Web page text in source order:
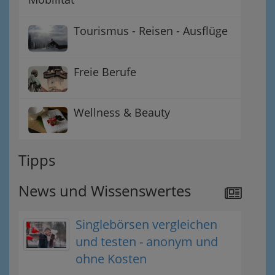
Tourismus - Reisen - Ausflüge
Freie Berufe
Wellness & Beauty
Tipps
News und Wissenswertes
Singlebörsen vergleichen
und testen - anonym und
ohne Kosten